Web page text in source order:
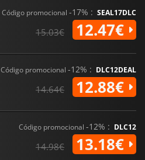
Código promocional -17% : SEAL17DLC
15.03€ 12.47€
Código promocional -12% : DLC12DEAL
14.64€ 12.88€
Código promocional -12% : DLC12
14.98€ 13.18€